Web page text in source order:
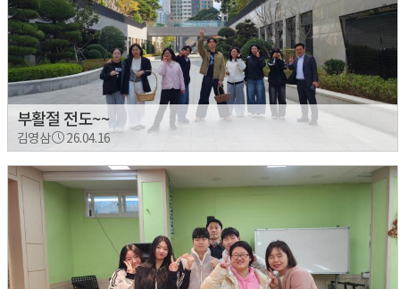
부활절 전도~~
김영삼 26.04.16